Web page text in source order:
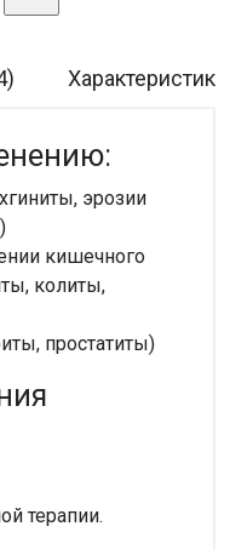
Характеристики
эрозии
кишечного
колиты,
простатиты)
терапии.